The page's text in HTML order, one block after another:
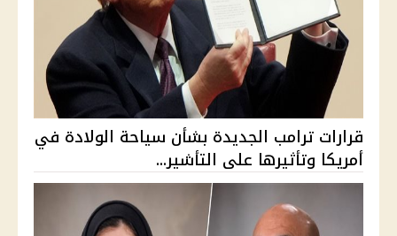
قرارات ترامب الجديدة بشأن سياحة الولادة في
أمريكا وتأثيرها على التأشير...